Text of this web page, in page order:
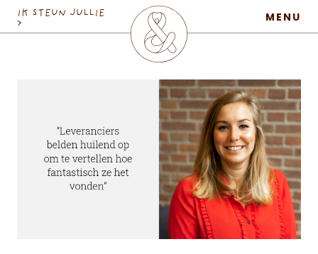
MaatschapWij
MENU
IK STEUN JULLIE
>